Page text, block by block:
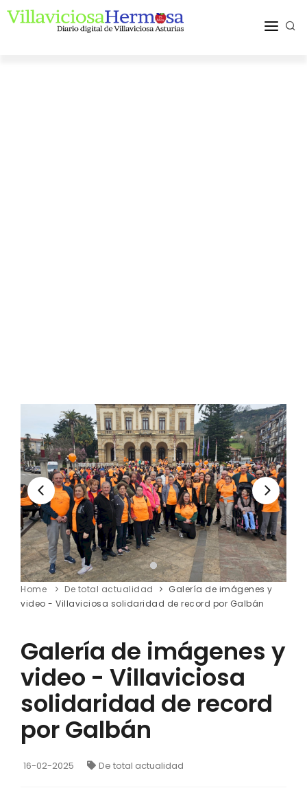
Home De total actualidad
Galería de imágenes y
video - Villaviciosa solidaridad de record por Galbán
Galería de imágenes y
video - Villaviciosa
solidaridad de record
por Galbán
16-02-2025 De total actualidad